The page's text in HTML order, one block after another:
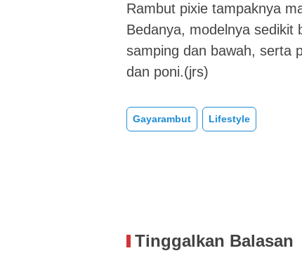
Rambut pixie tampaknya
Bedanya, modelnya sedikit
samping dan bawah, serta
dan poni.(jrs)
Gayarambut Lifestyle
Tinggalkan Balasan